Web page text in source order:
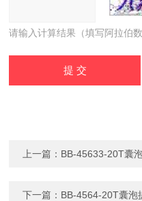
请输入计算结果（填写阿拉伯
上一篇： BB-45633-20T囊
下一篇： BB-4564-20T囊泡